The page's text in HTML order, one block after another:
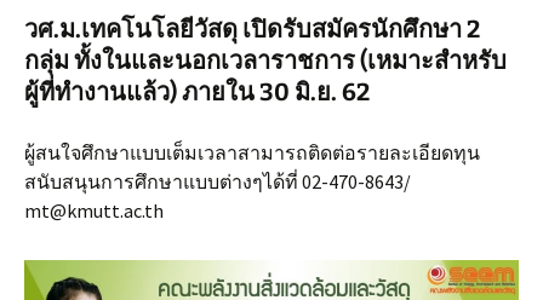
วศ.ม.เทคโนโลยีวัสดุ เปิดรับสมัครนักศึกษา 2
กลุ่ม ทั้งในและนอกเวลาราชการ (เหมาะสำหรับ
ผู้ที่ทำงานแล้ว) ภายใน 30 มิ.ย. 62
ผู้สนใจศึกษาแบบเต็มเวลาสามารถติดต่อรายละเอียดทุน
สนับสนุนการศึกษาแบบต่างๆได้ที่ 02-470-8643/
mt@kmutt.ac.th